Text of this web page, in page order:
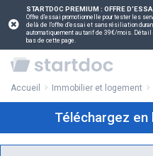
STARTDOC PREMIUM : OFFRE
Offre d'essai promotionnelle pour tester les
delà de l'offre d'essai et sans résiliation
automatiquement au tarif de 39€/mois.
bas de cette page.
Accueil Immobilier et logement
Téléchargez